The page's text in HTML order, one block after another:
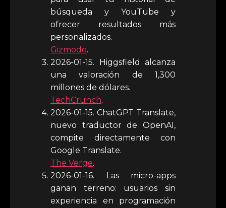
búsqueda y YouTube y
ofrecer resultados más
personalizados.
Gizmodo.
2026-01-15. Higgsfield alcanza
una valoración de 1,300
millones de dólares.
TechCrunch.
2026-01-15. ChatGPT Translate,
nuevo traductor de OpenAI,
compite directamente con
Google Translate.
The Verge.
2026-01-16. Las micro-apps
ganan terreno: usuarios sin
experiencia en programación